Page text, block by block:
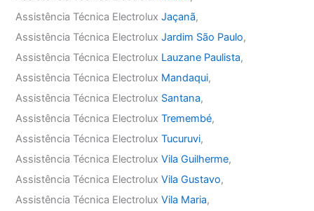
Assistência Técnica ElectroluxJaçanã,
Assistência Técnica ElectroluxJardim São Paulo,
Assistência Técnica Electrolux Lauzane Paulista,
Assistência Técnica Electrolux Mandaqui,
Assistência Técnica Electrolux Santana,
Assistência Técnica ElectroluxTremembé,
Assistência Técnica ElectroluxTucuruvi,
Assistência Técnica ElectroluxVila Guilherme,
Assistência Técnica ElectroluxVila Gustavo,
Assistência Técnica ElectroluxVila Maria,